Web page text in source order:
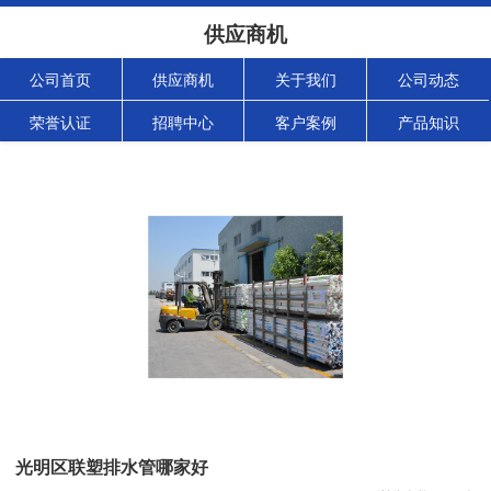
供应商机
公司首页 供应商机 关于我们 公司动态
荣誉认证 招聘中心 客户案例 产品知识
光明区联塑排水管哪家好